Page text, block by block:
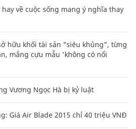
về cuộc sống mang ý nghĩa thay
hữu khối tài sản "siêu khủng", từng
mắng cựu mẫu 'không có nổi
Vương Ngọc Hà bị kỷ luật
Giá Air Blade 2015 chỉ 40 triệu VNĐ